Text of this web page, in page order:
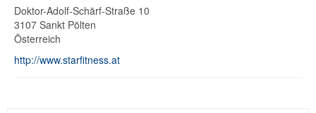
Doktor-Adolf-Schärf-Straße 10
3107 Sankt Pölten
Österreich
http://www.starfitness.at